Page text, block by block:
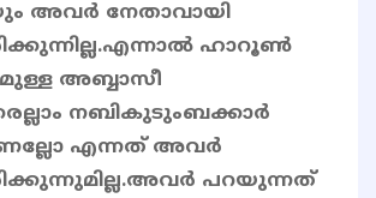
അവർ നേതാവായി
ഹാറൂൺ
അബ്ബാസീ
നബികുടുംബക്കാർ
എന്നത് അവർ
പറയുന്നത്